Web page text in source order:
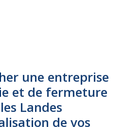
une entreprise
et de fermeture
Landes
de vos